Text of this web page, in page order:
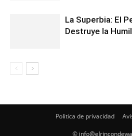
La Superbia: El
Destruye la
Politica de privacidad
©